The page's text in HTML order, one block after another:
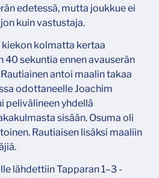
edetessä, mutta joukkue ei
kuin vastustaja.
kolmatta kertaa
40 sekuntia ennen avauserän
antoi maalin takaa
odottaneelle Joachim
pelivälineen yhdellä
sisään. Osuma oli
Rautiaisen lisäksi maaliin
lähdettiin Tapparan 1–3 -